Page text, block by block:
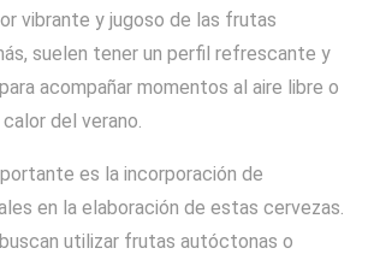
vibrante y jugoso de las frutas
suelen tener un perfil refrescante y
acompañar momentos al aire libre o
del verano.
es la incorporación de
en la elaboración de estas cervezas.
utilizar frutas autóctonas o